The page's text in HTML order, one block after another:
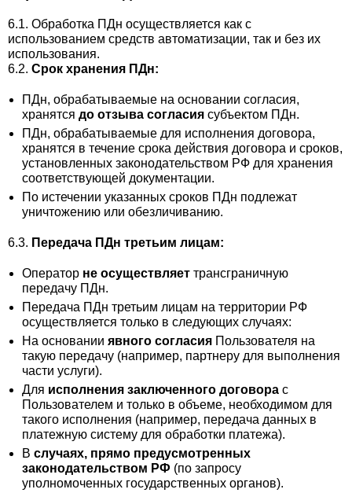
6.1. Обработка ПДн осуществляется как с
использованием средств автоматизации, так и без их
использования.
6.2. Срок хранения ПДн:
ПДн, обрабатываемые на основании согласия,
хранятся до отзыва согласия субъектом ПДн.
ПДн, обрабатываемые для исполнения договора,
хранятся в течение срока действия договора и сроков,
установленных законодательством РФ для хранения
соответствующей документации.
По истечении указанных сроков ПДн подлежат
уничтожению или обезличиванию.
6.3. Передача ПДн третьим лицам:
Оператор не осуществляет трансграничную
передачу ПДн.
Передача ПДн третьим лицам на территории РФ
осуществляется только в следующих случаях:
На основании явного согласия Пользователя на
такую передачу (например, партнеру для выполнения
части услуги).
Для исполнения заключенного договора с
Пользователем и только в объеме, необходимом для
такого исполнения (например, передача данных в
платежную систему для обработки платежа).
В случаях, прямо предусмотренных
законодательством РФ (по запросу
уполномоченных государственных органов).